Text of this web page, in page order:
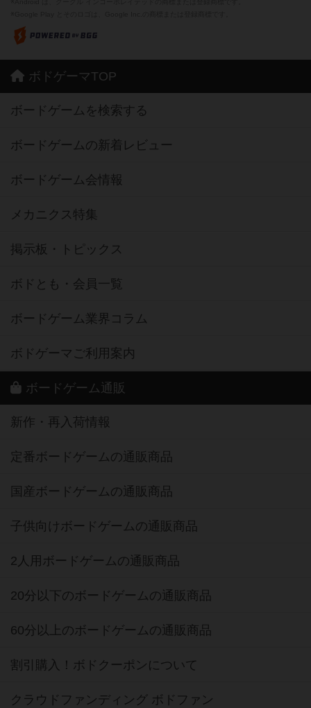
ボドゲーマTOP
ボードゲームを検索する
ボードゲームの新着レビュー
ボードゲーム会情報
メカニクス特集
掲示板・トピックス
ボドとも・会員一覧
ボードゲーム業界コラム
ボドゲーマご利用案内
ボードゲーム通販
新作・再入荷情報
定番ボードゲームの通販商品
国産ボードゲームの通販商品
子供向けボードゲームの通販商品
2人用ボードゲームの通販商品
20分以下のボードゲームの通販商品
60分以上のボードゲームの通販商品
割引購入！ボドクーポンについて
クラウドファンディング ボドファン